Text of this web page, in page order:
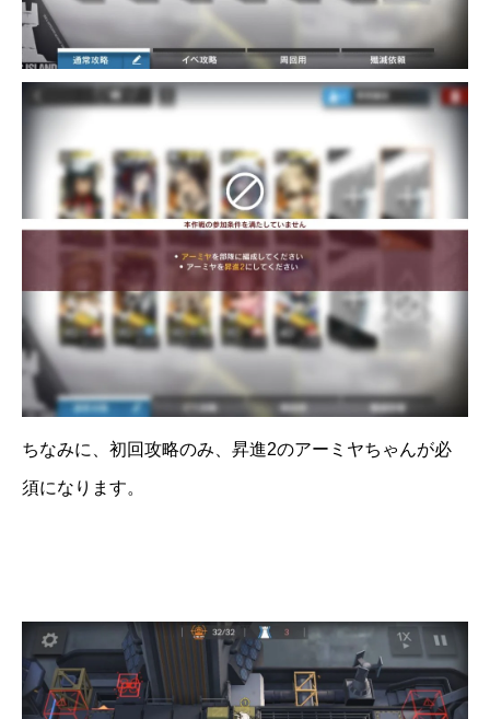
ちなみに、初回攻略のみ、昇進2のアーミヤちゃんが必
須になります。